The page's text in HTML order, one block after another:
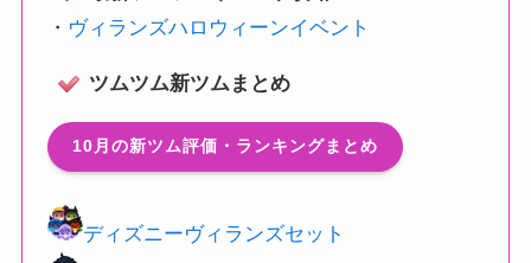
・ ヴィランズハロウィーンイベント
ツムツム新ツムまとめ
10月の新ツム評価・ランキングまとめ
ディズニーヴィランズセット